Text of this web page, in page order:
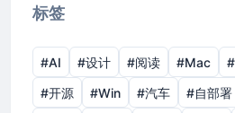
标签
#AI #设计 #阅读 #Mac
#开源
#Win #汽车 #自部署